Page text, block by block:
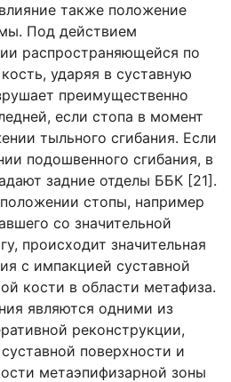
также положение
Под действием
распространяющейся по
ударяя в суставную
преимущественно
если стопа в момент
тыльного сгибания. Если
подошвенного сгибания, в
задние отделы ББК [21].
стопы, например
со значительной
происходит значительная
с импакцией суставной
кости в области метафиза.
являются одними из
реконструкции,
поверхности и
метаэпифизарной зоны